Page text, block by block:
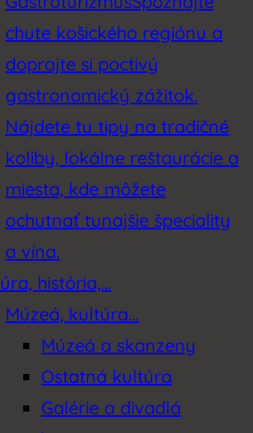
chute košického regiónu a
doprajte si poctivý
gastronomický zážitok.
Nájdete tu tipy na tradičné
koliby, lokálne reštaurácie a
miesta, kde môžete
ochutnať tunajšie špeciality
a vína.
história,…
Múzeá, kultúra…
Múzeá a skanzeny
Ostatná kultúra
Galérie a divadlá